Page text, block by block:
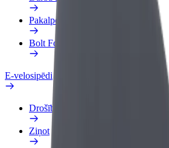
Pakalpojumi
Bolt Food uzņēmumiem
E-velosipēdi
Drošības laboratorija
Ziņot